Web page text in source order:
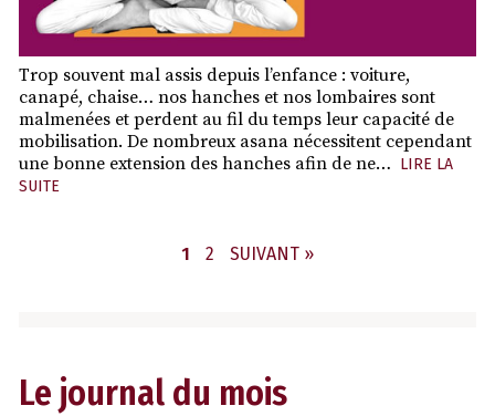
Trop souvent mal assis depuis l’enfance : voiture,
canapé, chaise… nos hanches et nos lombaires sont
malmenées et perdent au fil du temps leur capacité de
mobilisation. De nombreux asana nécessitent cependant
une bonne extension des hanches afin de ne… LIRE LA
SUITE
PAGE
1 PAGE
2 SUIVANT »
Le journal du mois